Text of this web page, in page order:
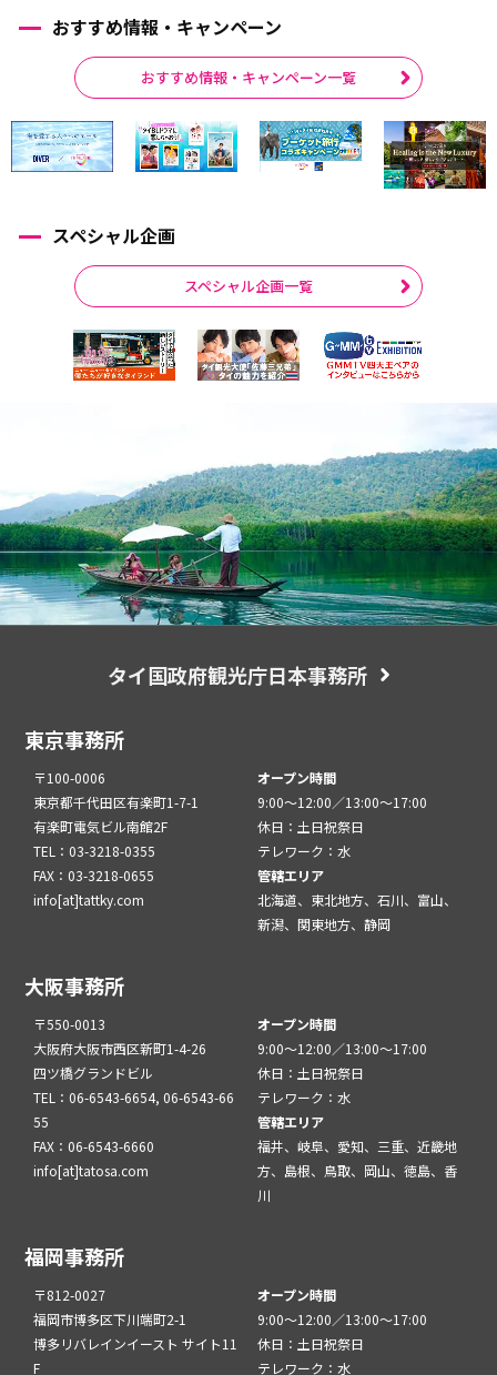
おすすめ情報・キャンペーン
おすすめ情報・キャンペーン一覧
スペシャル企画
スペシャル企画一覧
タイ国政府観光庁日本事務所
東京事務所
〒100-0006
東京都千代田区有楽町1-7-1
有楽町電気ビル南館2F
TEL：03-3218-0355
FAX：03-3218-0655
info[at]tattky.com
オープン時間
9:00～12:00／13:00～17:00
休日：土日祝祭日
テレワーク：水
管轄エリア
北海道、東北地方、石川、富山、
新潟、関東地方、静岡
大阪事務所
〒550-0013
大阪府大阪市西区新町1-4-26
四ツ橋グランドビル
TEL：06-6543-6654, 06-6543-66
55
FAX：06-6543-6660
info[at]tatosa.com
オープン時間
9:00～12:00／13:00～17:00
休日：土日祝祭日
テレワーク：水
管轄エリア
福井、岐阜、愛知、三重、近畿地
方、島根、鳥取、岡山、徳島、香
川
福岡事務所
〒812-0027
福岡市博多区下川端町2-1
博多リバレインイースト サイト11
F
オープン時間
9:00～12:00／13:00～17:00
休日：土日祝祭日
テレワーク：水